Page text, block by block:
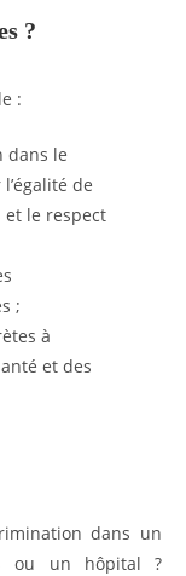
?
:
dans le
de
le respect
;
à
et des
dans un
ou un hôpital ?